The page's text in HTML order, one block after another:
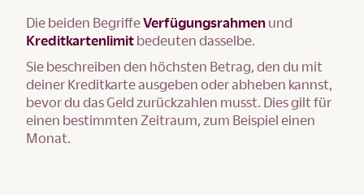
Die beiden BegriffeVerfügungsrahmen und
Kreditkartenlimit bedeuten dasselbe.
Sie beschreiben den höchsten Betrag, den du mit
deiner Kreditkarte ausgeben oder abheben kannst,
bevor du das Geld zurückzahlen musst. Dies gilt für
einen bestimmten Zeitraum, zum Beispiel einen
Monat.